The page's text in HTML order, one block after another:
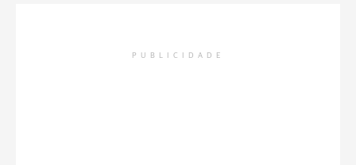
PUBLICIDADE